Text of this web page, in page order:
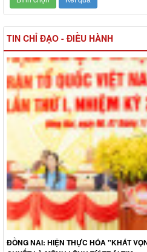
TIN CHỈ ĐẠO - ĐIỀU HÀNH
ĐỒNG NAI: HIỆN THỰC HÓA "KHÁT